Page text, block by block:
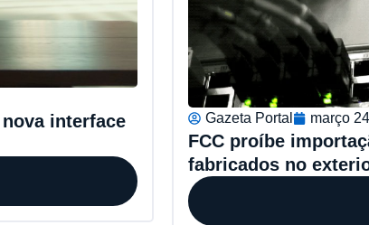
interface
Gazeta Portal março
FCC proíbe
fabricados no